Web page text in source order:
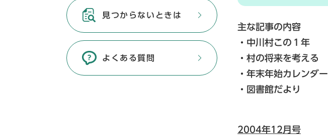
主な記事の内容
・中川村この１年
・村の将来を考える
・年末年始カレンダー
・図書館だより
2004年12月号
見つからないときは
よくある質問